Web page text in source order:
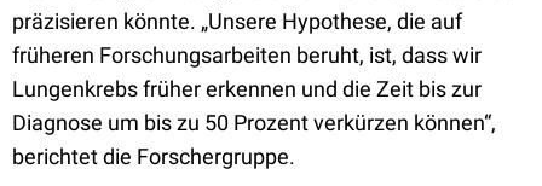
präzisieren könnte. „Unsere Hypothese, die auf
früheren Forschungsarbeiten beruht, ist, dass wir
Lungenkrebs früher erkennen und die Zeit bis zur
Diagnose um bis zu 50 Prozent verkürzen können“,
berichtet die Forschergruppe.